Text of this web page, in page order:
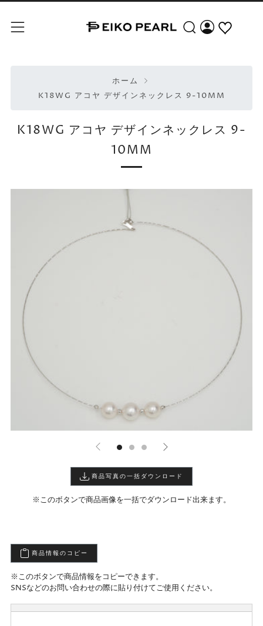
メニュー 検索
ホーム
K18WG アコヤ デザインネックレス 9-10MM
K18WG アコヤ デザインネックレス 9-
10MM
商品写真の一括ダウンロード
※このボタンで商品画像を一括でダウンロード出来ます。
商品情報のコピー
※このボタンで商品情報をコピーできます。
SNSなどのお問い合わせの際に貼り付けてご使用ください。